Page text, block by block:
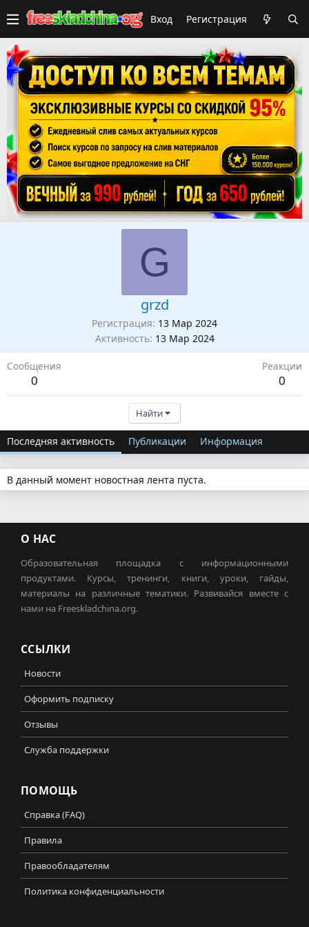
Вход Регистрация
G
grzd
Регистрация 13 Мар 2024
Активность 13 Мар 2024
Сообщения
0
Реакции
0
Найти
Последняя активность Публикации Информация
В данный момент новостная лента пуста.
О НАС
Образовательная площадка с информационными
продуктами. Курсы, тренинги, книги, уроки, гайды,
материалы на различные тематики. Развивайся вместе с
нами на Freeskladchina.org.
ССЫЛКИ
Новости
Оформить подписку
Отзывы
Служба поддержки
ПОМОЩЬ
Справка (FAQ)
Правила
Правообладателям
Политика конфиденциальности